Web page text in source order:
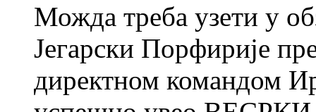
Можда треба узети у
Јегарски Порфирије
директном командом